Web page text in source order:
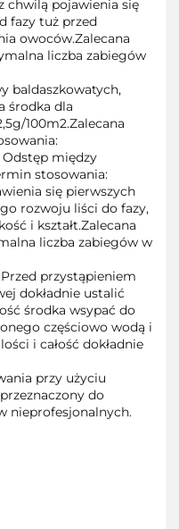
chwilą pojawienia się
fazy tuż przed
owoców.Zalecana
liczba zabiegów
baldaszkowatych,
środka dla
100m2.Zalecana
Odstęp między
stosowania:
się pierwszych
rozwoju liści do fazy,
i kształt.Zalecana
liczba zabiegów w
przystąpieniem
dokładnie ustalić
środka wsypać do
częściowo wodą i
i całość dokładnie
przy użyciu
do
nieprofesjonalnych.